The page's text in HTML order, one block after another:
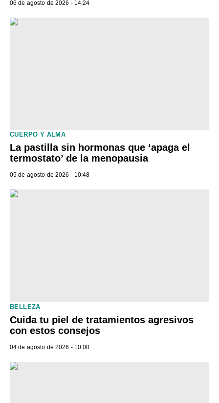
06 de agosto de 2026 - 14:24
CUERPO Y ALMA
La pastilla sin hormonas que ‘apaga el
termostato’ de la menopausia
05 de agosto de 2026 - 10:48
BELLEZA
Cuida tu piel de tratamientos agresivos
con estos consejos
04 de agosto de 2026 - 10:00